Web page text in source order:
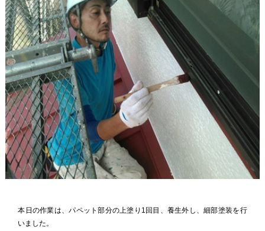
本日の作業は、パペット部分の上塗り1回目、養生外し、細部塗装を行
いました。